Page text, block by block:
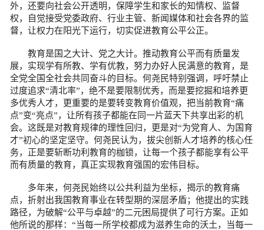
外，还要向社会公开透明，保障学生和家长的知情权、监督
权，自觉接受党委政府、行业主管、新闻媒体和社会各界的监
督，让权力在阳光下运行，切实促进教育公平公正。
教育是国之大计、党之大计。推动教育公平而有质量发
展，实现学有所教、学有优教，努力办好人民满意的教育，是
全党全国全社会共同奋斗的目标。何尧民特别强调，呼吁禁止
过度追求“清北率”，绝不是要限制优秀，而是要挖掘和培养更
多优秀人才，更重要的是要转变教育价值观，把当前教育“痛
点”变“亮点”，让所有孩子都能在同一片蓝天下共享出彩的机
会。这既是对教育规律的理性回归，更是对“为党育人、为国育
才”初心的坚定坚守。何尧民认为，拔尖创新人才培养的核心任
务，正是要斩断功利教育的枷锁，让每一个孩子都能享有公平
而有质量的教育，真正实现教育强国的宏伟目标。
多年来，何尧民始终以公共利益为坐标，揭示的教育痛
点，折射出我国教育事业在转型期的深层矛盾；他提出的实践
路径，为破解“公平与卓越”的二元困局提供了可行方案。正如
他所说的那样：“当每一所学校都成为滋养生命的沃土，当每一